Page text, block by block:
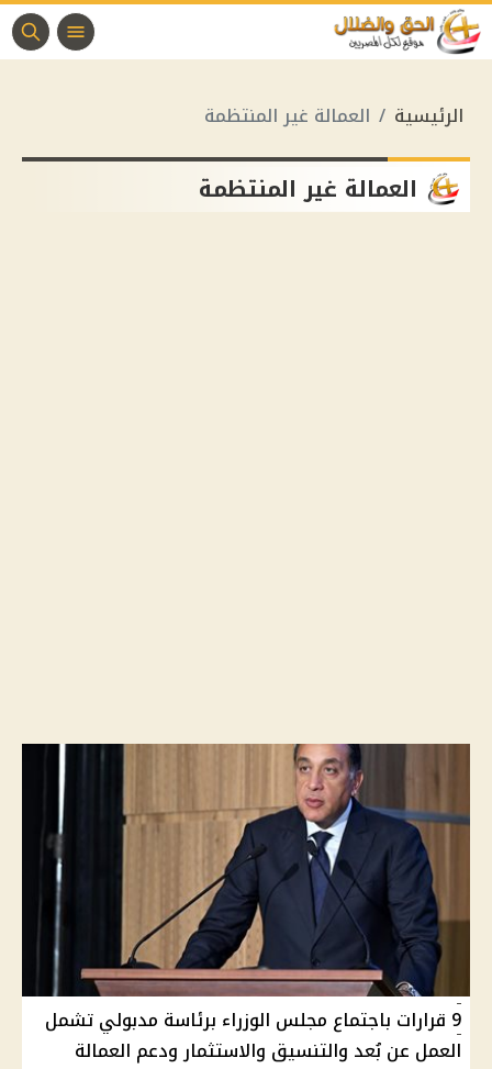
الرئيسية العمالة غير المنتظمة
العمالة غير المنتظمة
9 قرارات باجتماع مجلس الوزراء برئاسة مدبولي تشمل
العمل عن بُعد والتنسيق والاستثمار ودعم العمالة